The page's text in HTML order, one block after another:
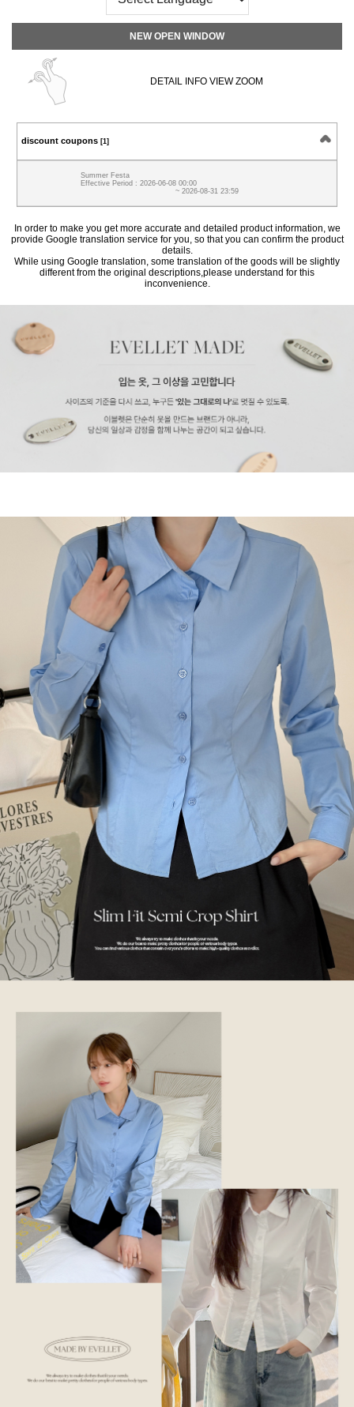
NEW OPEN WINDOW
DETAIL INFO VIEW ZOOM
discount coupons [1]
Summer Festa
Effective Period : 2026-06-08 00:00
~ 2026-08-31 23:59
In order to make you get more accurate and detailed product information, we
provide Google translation service for you, so that you can confirm the product
details.
While using Google translation, some translation of the goods will be slightly
different from the original descriptions,please understand for this
inconvenience.